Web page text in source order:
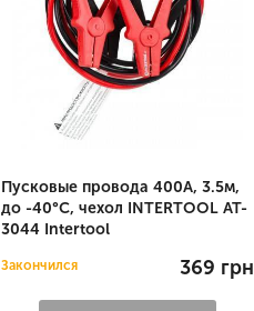
Пусковые провода 400А, 3.5м,
до -40°C, чехол INTERTOOL AT-
3044 Intertool
Закончился 369 грн